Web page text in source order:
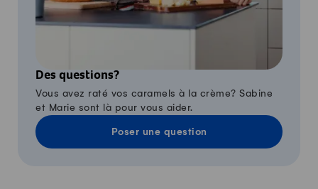
Des questions?
Vous avez raté vos caramels à la crème? Sabine
et Marie sont là pour vous aider.
Poser une question